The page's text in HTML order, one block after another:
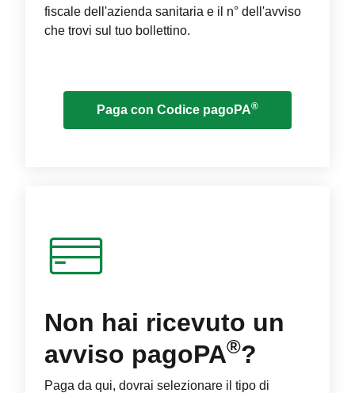
fiscale dell'azienda sanitaria e il n° dell'avviso
che trovi sul tuo bollettino.
Paga con Codice pagoPA®
Non hai ricevuto un
avviso pagoPA®?
Paga da qui, dovrai selezionare il tipo di